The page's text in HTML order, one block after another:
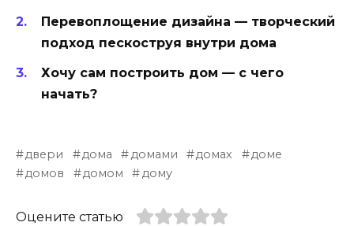
Перевоплощение дизайна — творческий
подход пескоструя внутри дома
Хочу сам построить дом — с чего
начать?
двери дома домами домах
доме
домов
домом дому
Оцените статью